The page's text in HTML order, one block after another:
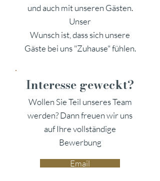
und auch mit unseren Gästen.
Unser
Wunsch ist, dass sich unsere
Gäste bei uns "Zuhause" fühlen.
Interesse geweckt?
Wollen Sie Teil unseres Team
werden? Dann freuen wir uns
auf Ihre vollständige
Bewerbung
Email